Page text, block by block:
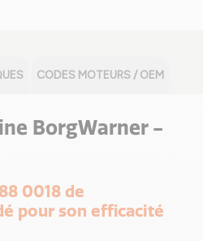
CODES MOTEURS / OEM
BorgWarner -
0018 de
pour son efficacité